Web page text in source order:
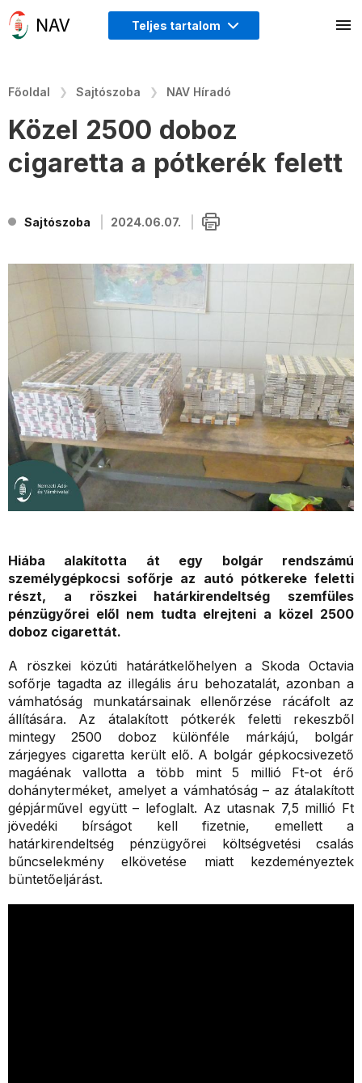
Teljes tartalom
Főoldal Sajtószoba NAV Híradó
Közel 2500 doboz
cigaretta a pótkerék felett
Sajtószoba 2024.06.07.
Hiába alakította át egy bolgár rendszámú
személygépkocsi sofőrje az autó pótkereke feletti
részt, a röszkei határkirendeltség szemfüles
pénzügyőrei elől nem tudta elrejteni a közel 2500
doboz cigarettát.
A röszkei közúti határátkelőhelyen a Skoda Octavia
sofőrje tagadta az illegális áru behozatalát, azonban a
vámhatóság munkatársainak ellenőrzése rácáfolt az
állítására. Az átalakított pótkerék feletti rekeszből
mintegy 2500 doboz különféle márkájú, bolgár
zárjegyes cigaretta került elő. A bolgár gépkocsivezető
magáénak vallotta a több mint 5 millió Ft-ot érő
dohányterméket, amelyet a vámhatóság – az átalakított
gépjárművel együtt – lefoglalt. Az utasnak 7,5 millió Ft
jövedéki bírságot kell fizetnie, emellett a
határkirendeltség pénzügyőrei költségvetési csalás
bűncselekmény elkövetése miatt kezdeményeztek
büntetőeljárást.